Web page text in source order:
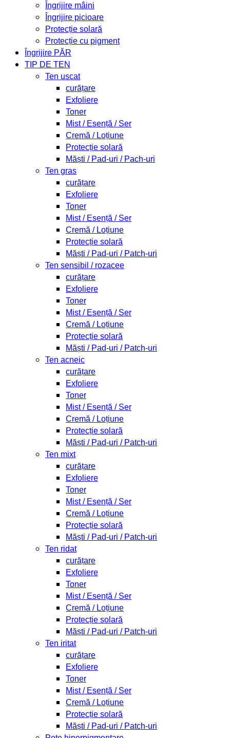
Îngrijire mâini
Îngrijire picioare
Protecție solară
Protecție cu pigment
Îngrijire PĂR
TIP DE TEN
Ten uscat
curățare
Exfoliere
Toner
Mist / Esență / Ser
Cremă / Loțiune
Protecție solară
Măști / Pad-uri / Pach-uri
Ten gras
curățare
Exfoliere
Toner
Mist / Esență / Ser
Cremă / Loțiune
Protecție solară
Măști / Pad-uri / Patch-uri
Ten sensibil / rozacee
curățare
Exfoliere
Toner
Mist / Esență / Ser
Cremă / Loțiune
Protecție solară
Măști / Pad-uri / Patch-uri
Ten acneic
curățare
Exfoliere
Toner
Mist / Esență / Ser
Cremă / Loțiune
Protecție solară
Măști / Pad-uri / Patch-uri
Ten mixt
curățare
Exfoliere
Toner
Mist / Esență / Ser
Cremă / Loțiune
Protecție solară
Măști / Pad-uri / Patch-uri
Ten ridat
curățare
Exfoliere
Toner
Mist / Esență / Ser
Cremă / Loțiune
Protecție solară
Măști / Pad-uri / Patch-uri
Ten iritat
curățare
Exfoliere
Toner
Mist / Esență / Ser
Cremă / Loțiune
Protecție solară
Măști / Pad-uri / Patch-uri